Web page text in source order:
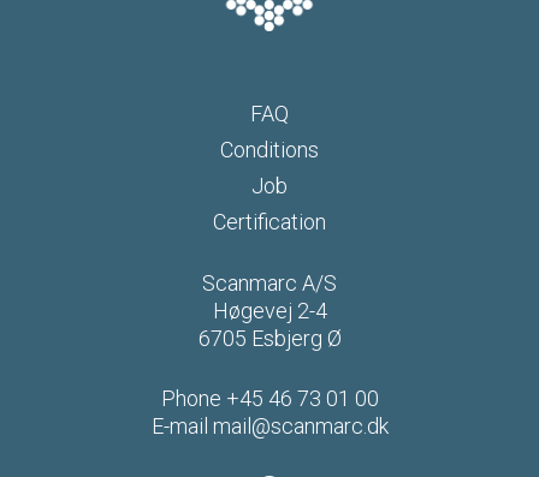
FAQ
Conditions
Job
Certification
Scanmarc A/S
Høgevej 2-4
6705 Esbjerg Ø
Phone +45 46 73 01 00
E-mail mail@scanmarc.dk